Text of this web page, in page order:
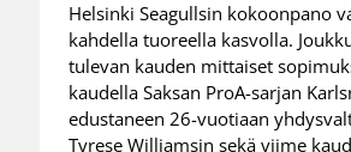
Helsinki Seagullsin kokoonpano
kahdella tuoreella kasvolla.
tulevan kauden mittaiset
kaudella Saksan ProA-sarjan
edustaneen 26-vuotiaan
Tyrese Williamsin sekä viime